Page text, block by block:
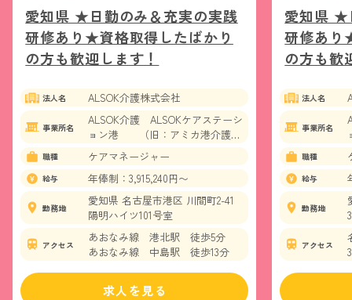
愛知県 ★日勤のみ＆充実の実践
研修あり★資格取得したばかり
の方も歓迎します！
法人名 ALSOK介護株式会社
事業所名
ALSOK介護 ALSOKケアステーシ
ョン港 （旧：アミカ港介護セ
ンター）
職種 ケアマネージャー
給与 年俸制：3,915,240円〜
勤務地
愛知県 名古屋市港区 川間町2-41
陽明ハイツ101号室
アクセス
あおなみ線 港北駅 徒歩5分
あおなみ線 中島駅 徒歩13分
求人を見る
愛知県 ★
研修あり
の方も歓
法人名
事業所名
職種
給与
勤務地
アクセス